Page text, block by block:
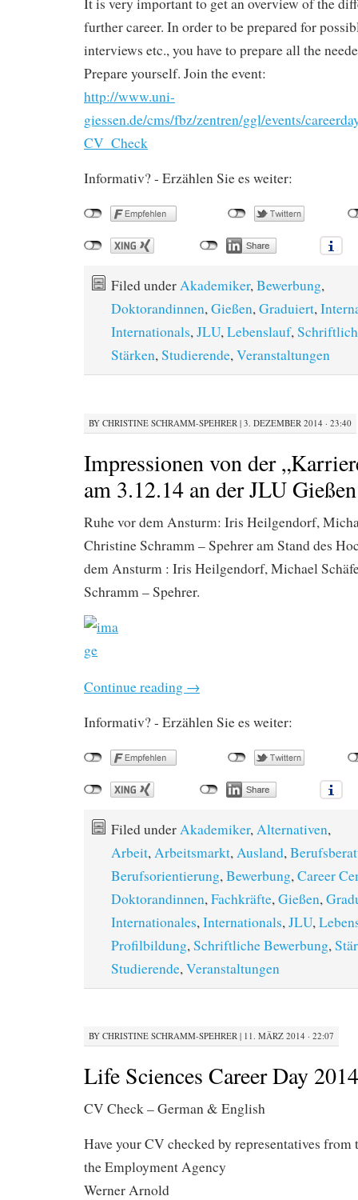
further career. In order to be prepared for
interviews etc., you have to prepare all the
Prepare yourself. Join the event:
http://www.uni-
giessen.de/cms/fbz/zentren/ggl/events/
CV_Check
Informativ? - Erzählen Sie es weiter:
Filed underAkademiker,Bewerbung,
Doktorandinnen,Gießen,Graduiert,
Internationals,JLU,Lebenslauf,
Stärken,Studierende,Veranstaltungen
BY CHRISTINE SCHRAMM-SPEHRER | 3. DEZEMBER 2014 · 23:40
Impressionen von der
am 3.12.14 an der JLU Gießen
Ruhe vor dem Ansturm: Iris Heilgendorf,
Christine Schramm – Spehrer am Stand des
dem Ansturm : Iris Heilgendorf, Michael
Schramm – Spehrer.
Continue reading →
Informativ? - Erzählen Sie es weiter:
Filed underAkademiker,Alternativen,
Arbeit,Arbeitsmarkt,Ausland,
Berufsorientierung,Bewerbung,Career
Doktorandinnen,Fachkräfte,Gießen,
Internationales,Internationals,JLU,
Profilbildung,Schriftliche Bewerbung,
Studierende,Veranstaltungen
BY CHRISTINE SCHRAMM-SPEHRER | 11. MÄRZ 2014 · 22:07
Life Sciences Career Day 2014
CV Check – German & English
Have your CV checked by representatives
the Employment Agency
Werner Arnold